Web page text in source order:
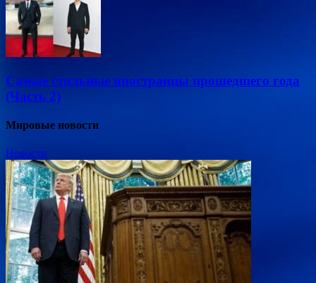
Самые стильные иностранцы прошедшего года
(Часть 2)
Мировые новости
Новости